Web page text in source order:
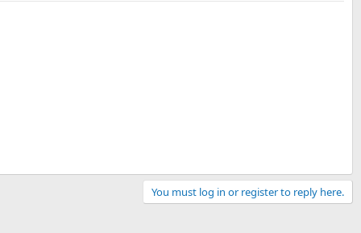
You must log in or register to reply here.